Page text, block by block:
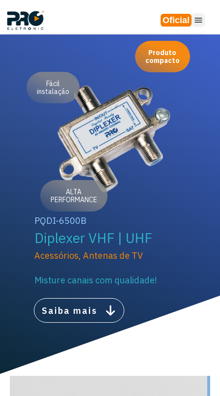
Oficial
PQDI-6500B
Diplexer VHF | UHF
Acessórios, Antenas de TV
Misture canais com qualidade!
Saiba mais
ALTA
PERFORMANCE
Produto
compacto
Fácil
instalação